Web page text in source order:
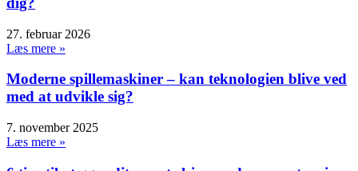
27. februar 2026
Læs mere »
Moderne spillemaskiner – kan teknologien blive ved
med at udvikle sig?
7. november 2025
Læs mere »